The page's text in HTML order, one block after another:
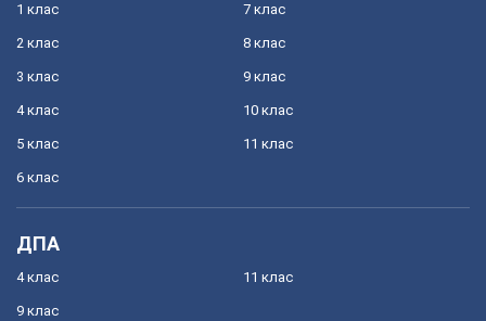
1 клас
2 клас
3 клас
4 клас
5 клас
6 клас
7 клас
8 клас
9 клас
10 клас
11 клас
ДПА
4 клас
9 клас
11 клас